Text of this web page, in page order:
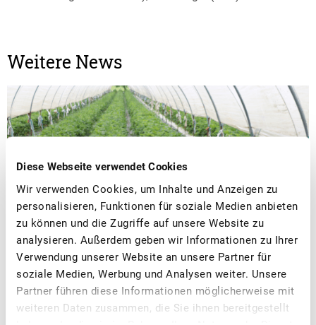
Diese Webseite verwendet Cookies
Wir verwenden Cookies, um Inhalte und Anzeigen zu
personalisieren, Funktionen für soziale Medien anbieten
zu können und die Zugriffe auf unsere Website zu
analysieren. Außerdem geben wir Informationen zu Ihrer
Verwendung unserer Website an unsere Partner für
soziale Medien, Werbung und Analysen weiter. Unsere
Partner führen diese Informationen möglicherweise mit
weiteren Daten zusammen, die Sie ihnen bereitgestellt
Weitere News
■ Bildung, Verband
Gut besuchte SOV-Nachwuchsnetzwerke